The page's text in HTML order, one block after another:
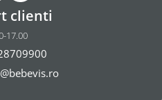
clienti
17.00